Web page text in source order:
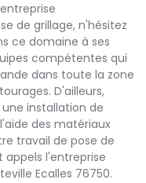
de grillage, n'hésitez
ce domaine à ses
compétentes qui
dans toute la zone
D'ailleurs,
installation de
des matériaux
travail de pose de
l'entreprise
Ecalles 76750.